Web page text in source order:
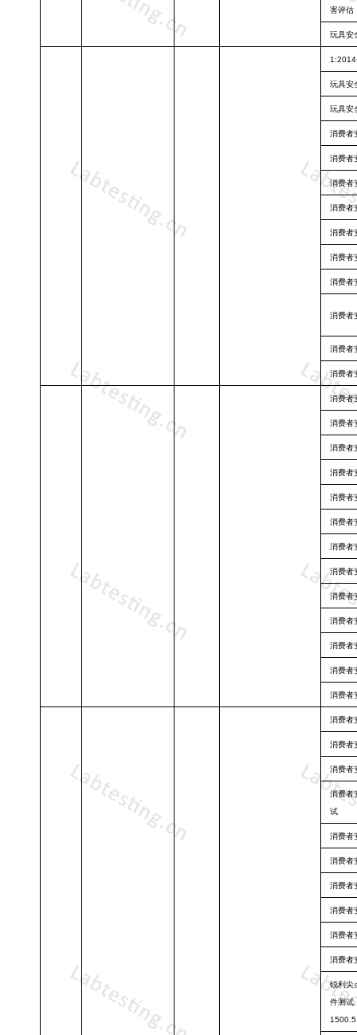
害评估
玩具安
玩具安
玩具安
消费者
消费者
消费者
消费者
消费者
消费者
消费者
消费者
消费者
消费者
消费者
消费者
消费者
消费者
消费者
消费者
消费者
消费者
消费者
消费者
消费者
消费者
消费者
消费者
消费者
消费者
消费者
试
消费者
消费者
消费者
消费者
消费者
消费者
锐利尖
件测试